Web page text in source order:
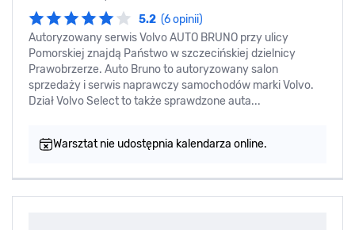
5.2 (6 opinii)
Autoryzowany serwis Volvo AUTO BRUNO przy ulicy
Pomorskiej znajdą Państwo w szczecińskiej dzielnicy
Prawobrzerze. Auto Bruno to autoryzowany salon
sprzedaży i serwis naprawczy samochodów marki Volvo.
Dział Volvo Select to także sprawdzone auta...
Warsztat nie udostępnia kalendarza online.